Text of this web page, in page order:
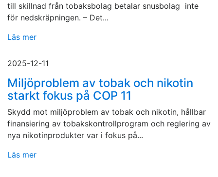
till skillnad från tobaksbolag betalar snusbolag inte
för nedskräpningen. – Det...
Läs mer
2025-12-11
Miljöproblem av tobak och nikotin
starkt fokus på COP 11
Skydd mot miljöproblem av tobak och nikotin, hållbar
finansiering av tobakskontrollprogram och reglering av
nya nikotinprodukter var i fokus på...
Läs mer